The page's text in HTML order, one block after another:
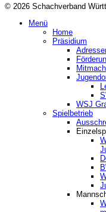
© 2026 Schachverband
Menü
Home
Präsidium
WSJ
Spielbetrieb